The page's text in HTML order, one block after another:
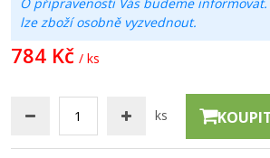
lze zboží osobně vyzvednout.
784 Kč / ks
ks